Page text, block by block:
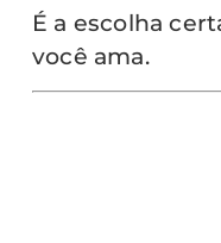
É a escolha
você ama.